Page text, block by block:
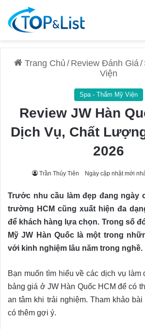
Trang Chủ / Review Đánh Giá/
Viện
Spa - Thẩm Mỹ Viện
Review JW Hàn
Dịch Vụ, Chất
2026
Trần Thủy Tiên Ngày cập nhật mới
Trước nhu cầu làm đẹp đang ngày
trường HCM cũng xuất hiện đa
để khách hàng lựa chọn. Trong số
Mỹ JW Hàn Quốc là một trong
với kinh nghiệm lâu năm trong nghề.
Bạn muốn tìm hiểu về các dịch vụ làm
bảng giá ở JW Hàn Quốc HCM để có
an tâm khi trải nghiệm. Tham khảo
có thêm gợi ý.